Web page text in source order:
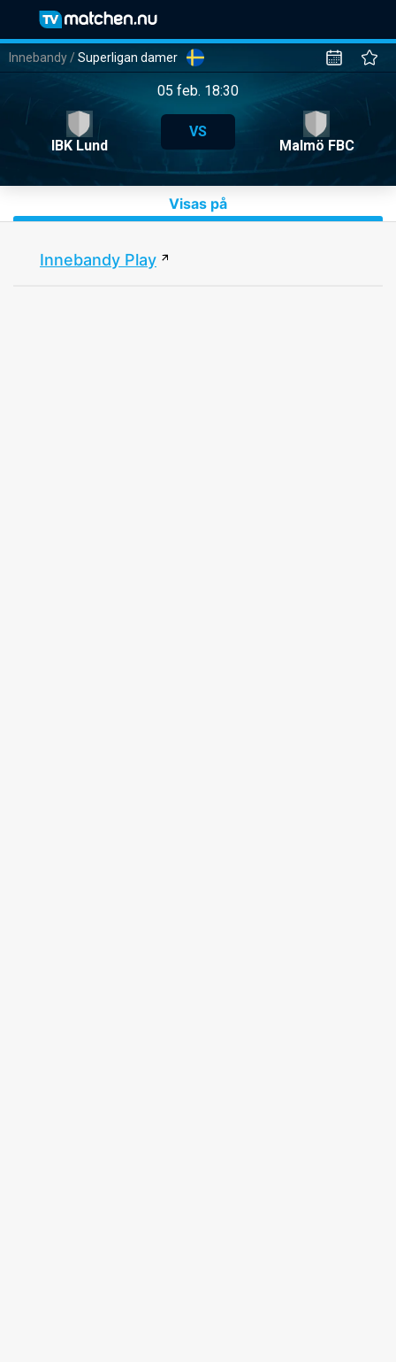
Innebandy /Superligan damer
05 feb. 18:30
IBK Lund
VS
Malmö FBC
Visas på
Innebandy Play